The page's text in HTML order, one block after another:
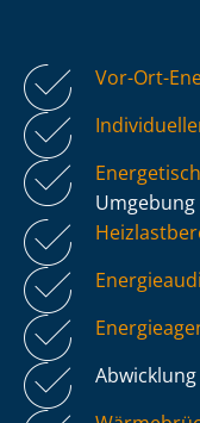
Vor-Ort-
Umgebung